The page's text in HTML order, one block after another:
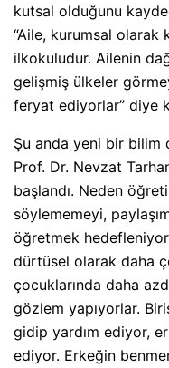
kutsal olduğunu
“Aile, kurumsal olarak
ilkokuludur. Ailenin
gelişmiş ülkeler
feryat ediyorlar” diye
Şu anda yeni bir bilim
Prof. Dr. Nevzat
başlandı. Neden
söylememeyi,
öğretmek
dürtüsel olarak daha
çocuklarında daha
gözlem yapıyorlar.
gidip yardım ediyor,
ediyor. Erkeğin